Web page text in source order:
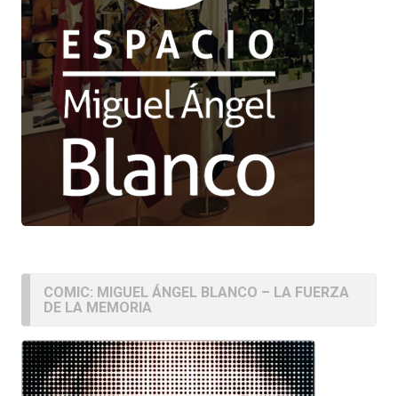
COMIC: MIGUEL ÁNGEL BLANCO – LA FUERZA
DE LA MEMORIA